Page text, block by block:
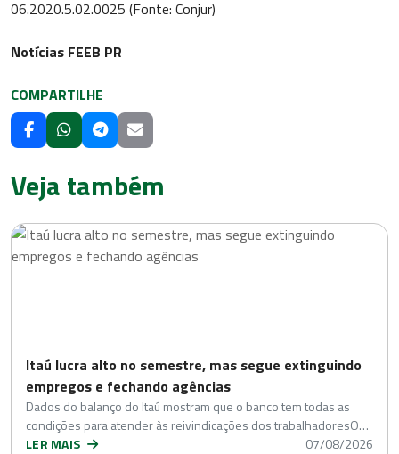
06.2020.5.02.0025 (Fonte: Conjur)
Notícias FEEB PR
COMPARTILHE
Veja também
Itaú lucra alto no semestre, mas segue extinguindo
empregos e fechando agências
Dados do balanço do Itaú mostram que o banco tem todas as
condições para atender às reivindicações dos trabalhadoresO…
LER MAIS
07/08/2026